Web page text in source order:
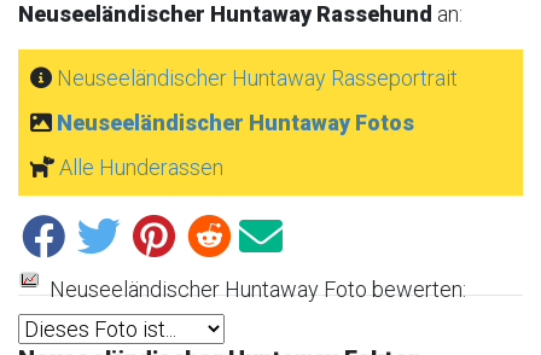
Neuseeländischer Huntaway Rassehund an:
Neuseeländischer Huntaway Rasseportrait
Neuseeländischer Huntaway Fotos
Alle Hunderassen
Neuseeländischer Huntaway Foto bewerten: